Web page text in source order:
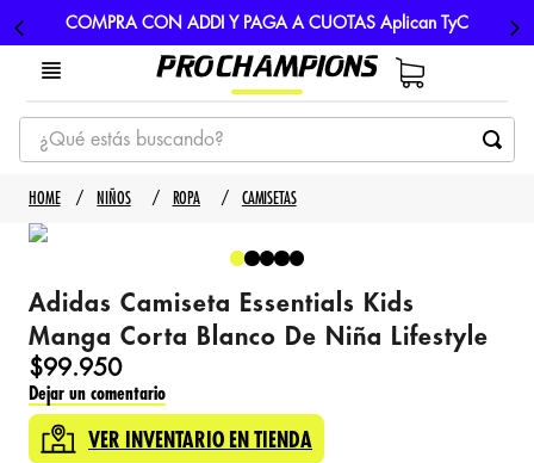
COMPRA CON ADDI Y PAGA A CUOTAS Aplican TyC
¿Qué estás buscando?
TÉRMINOS MÁS BUSCADOS
1
3. nike
4 . guayos
5. gorras
NIÑOS ROPA CAMISETAS
Adidas Camiseta Essentials Kids
Manga Corta Blanco De Niña Lifestyle
$99.950
Dejar un comentario
VER INVENTARIO EN TIENDA